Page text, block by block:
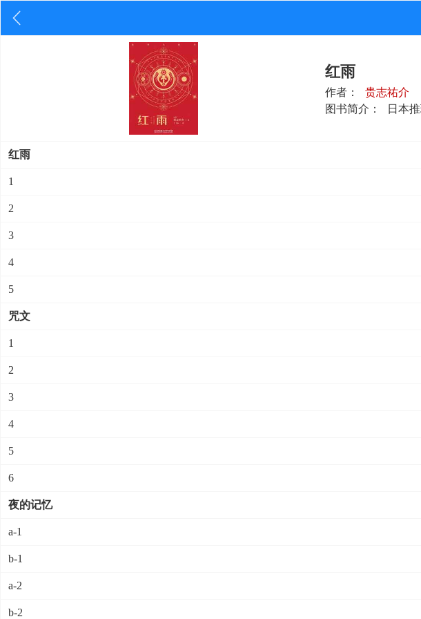
红雨
作者：
贵志祐介
图书简介：
日本
红雨
1
2
3
4
5
咒文
1
2
3
4
5
6
夜的记忆
a-1
b-1
a-2
b-2